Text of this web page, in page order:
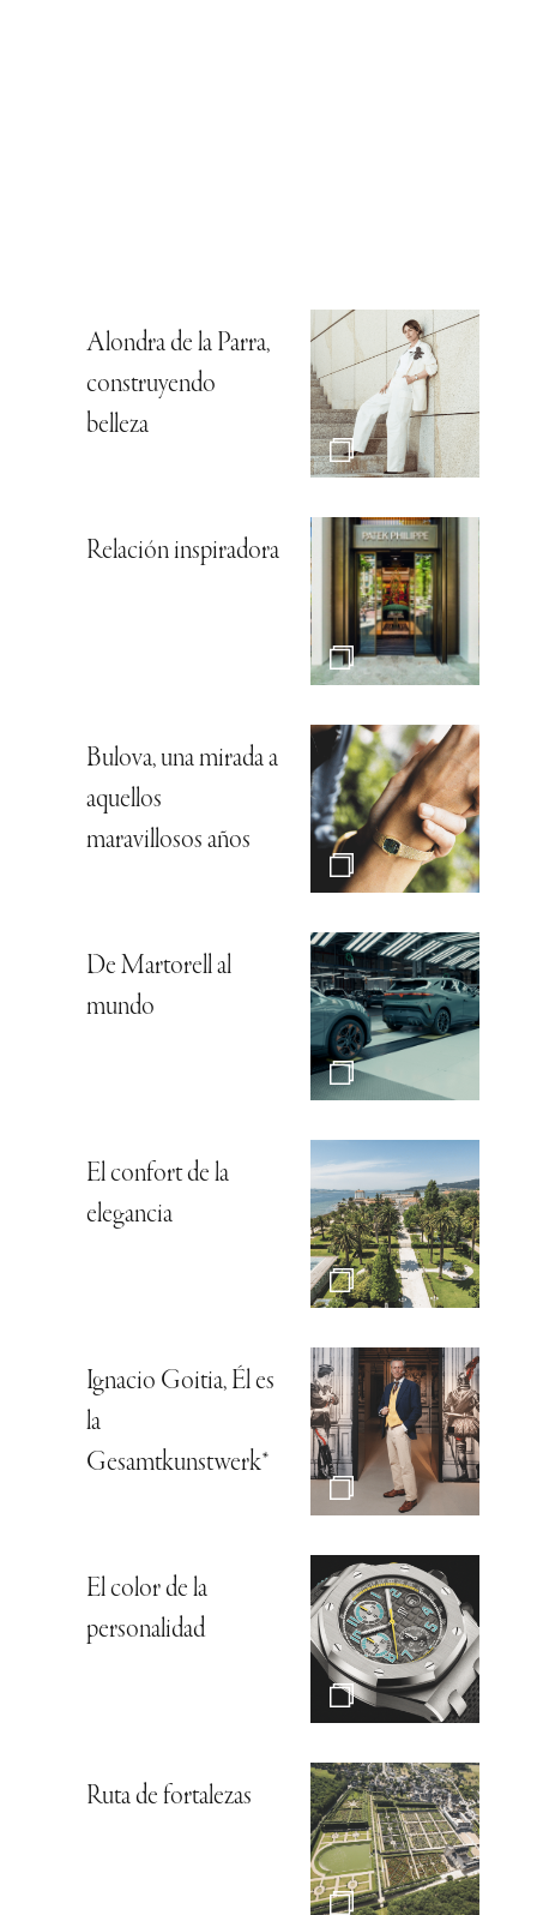
Alondra de la Parra,
construyendo
belleza
Relación inspiradora
Bulova, una mirada a
aquellos
maravillosos años
De Martorell al
mundo
El confort de la
elegancia
Ignacio Goitia, Él es
la
Gesamtkunstwerk*
El color de la
personalidad
Ruta de fortalezas